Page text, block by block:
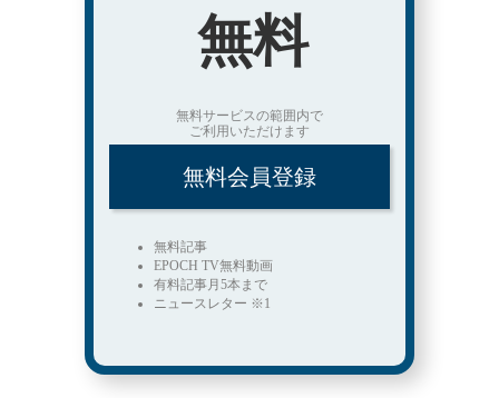
無料
無料サービスの範囲内で
ご利用いただけます
無料会員登録
無料記事
EPOCH TV無料動画
有料記事月5本まで
ニュースレター ※1